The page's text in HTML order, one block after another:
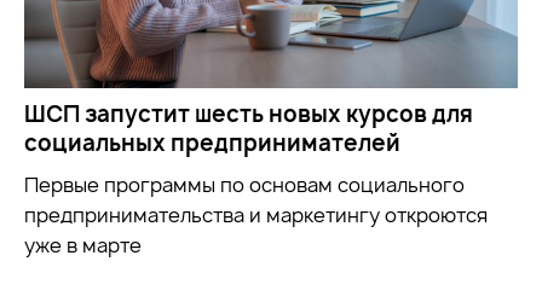
ШСП запустит шесть новых курсов для
социальных предпринимателей
Первые программы по основам социального
предпринимательства и маркетингу откроются
уже в марте